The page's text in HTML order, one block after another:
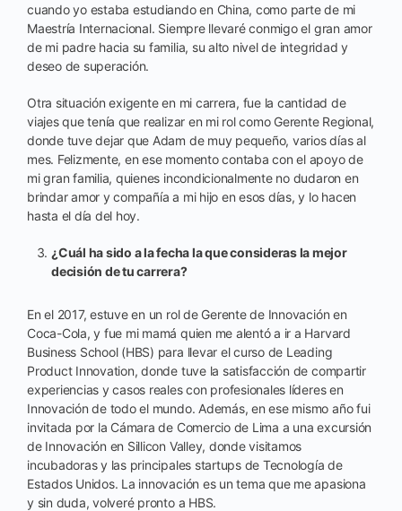
cuando yo estaba estudiando en China, como parte de mi
Maestría Internacional. Siempre llevaré conmigo el gran amor
de mi padre hacia su familia, su alto nivel de integridad y
deseo de superación.
Otra situación exigente en mi carrera, fue la cantidad de
viajes que tenía que realizar en mi rol como Gerente Regional,
donde tuve dejar que Adam de muy pequeño, varios días al
mes. Felizmente, en ese momento contaba con el apoyo de
mi gran familia, quienes incondicionalmente no dudaron en
brindar amor y compañía a mi hijo en esos días, y lo hacen
hasta el día del hoy.
¿Cuál ha sido a la fecha la que consideras la mejor
decisión de tu carrera?
En el 2017, estuve en un rol de Gerente de Innovación en
Coca-Cola, y fue mi mamá quien me alentó a ir a Harvard
Business School (HBS) para llevar el curso de Leading
Product Innovation, donde tuve la satisfacción de compartir
experiencias y casos reales con profesionales líderes en
Innovación de todo el mundo. Además, en ese mismo año fui
invitada por la Cámara de Comercio de Lima a una excursión
de Innovación en Sillicon Valley, donde visitamos
incubadoras y las principales startups de Tecnología de
Estados Unidos. La innovación es un tema que me apasiona
y sin duda, volveré pronto a HBS.